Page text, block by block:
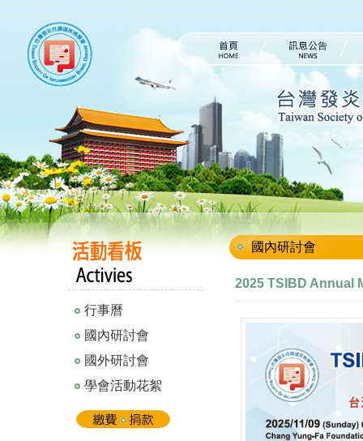
行事曆
國內研討會
國外研討會
學會活動花絮
國內研討會
2025 TSIBD Annual